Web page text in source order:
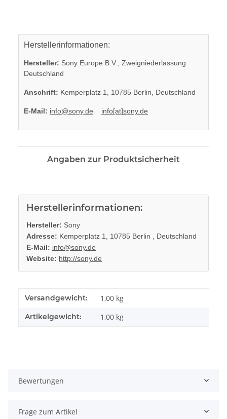
Herstellerinformationen:
Hersteller: Sony Europe B.V., Zweigniederlassung
Deutschland
Anschrift: Kemperplatz 1, 10785 Berlin, Deutschland
E-Mail: info@sony.de info[at]sony.de
Angaben zur Produktsicherheit
Herstellerinformationen:
Hersteller: Sony
Adresse: Kemperplatz 1, 10785 Berlin , Deutschland
E-Mail: info@sony.de
Website: http://sony.de
Produkteigenschaft
Wert
Versandgewicht: 1,00 kg
Artikelgewicht: 1,00 kg
Bewertungen
Frage zum Artikel